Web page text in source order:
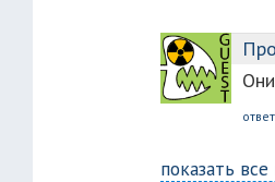
показать